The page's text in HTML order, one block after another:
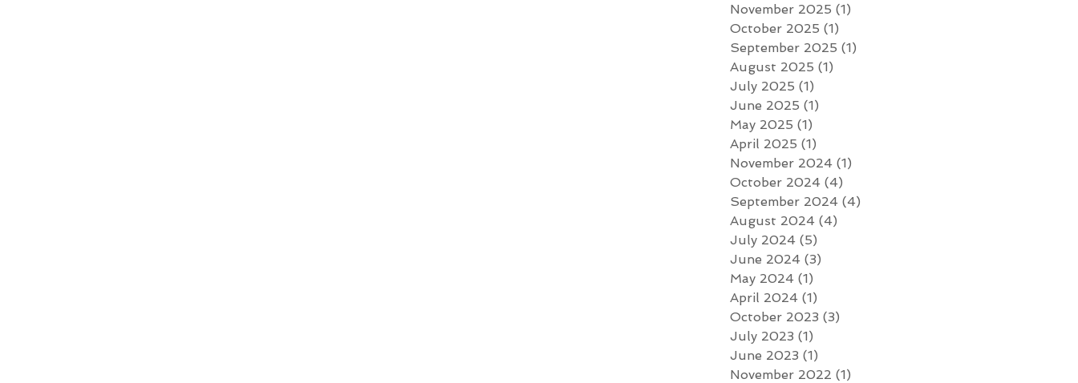
November 2025 (1)
October 2025 (1)
September 2025 (1)
August 2025 (1)
July 2025 (1)
June 2025 (1)
May 2025 (1)
April 2025 (1)
November 2024 (1)
October 2024 (4)
September 2024 (4)
August 2024 (4)
July 2024 (5)
June 2024 (3)
May 2024 (1)
April 2024 (1)
October 2023 (3)
July 2023 (1)
June 2023 (1)
November 2022 (1)